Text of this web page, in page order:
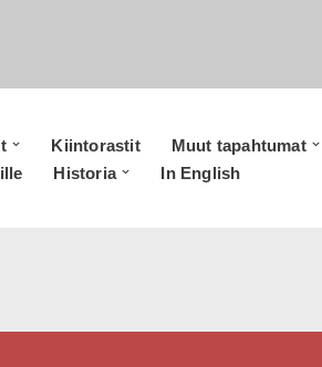
Kiintorastit Muut tapahtumat
Historia In English